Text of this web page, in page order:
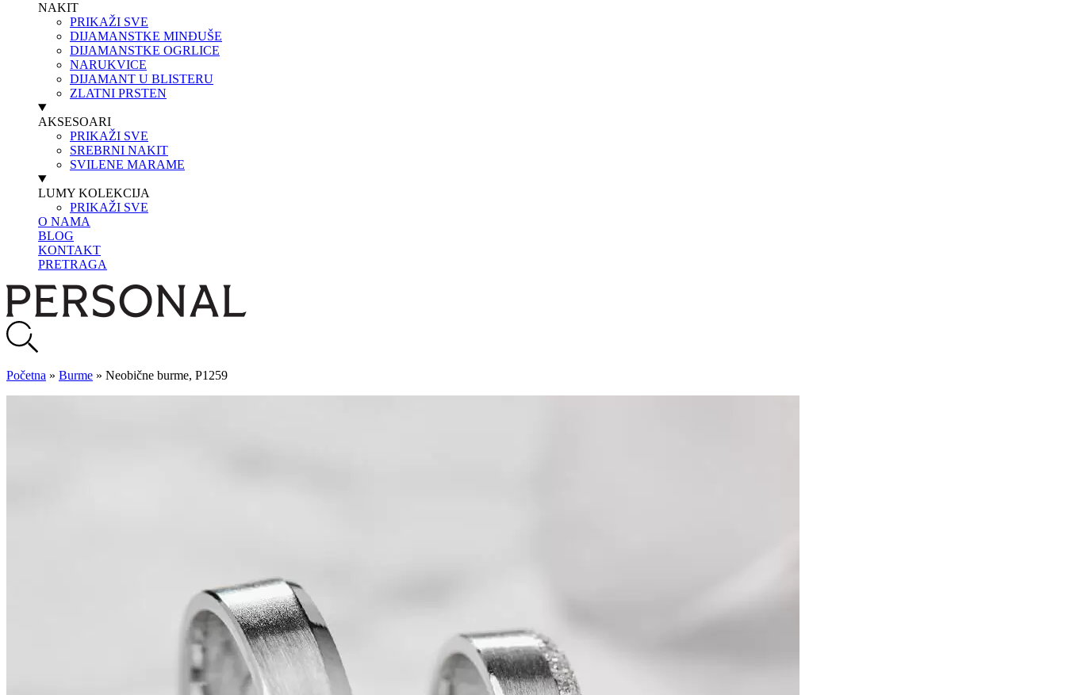
NAKIT
PRIKAŽI SVE
DIJAMANSTKE MINĐUŠE
DIJAMANSTKE OGRLICE
NARUKVICE
DIJAMANT U BLISTERU
ZLATNI PRSTEN
AKSESOARI
PRIKAŽI SVE
SREBRNI NAKIT
SVILENE MARAME
LUMY KOLEKCIJA
PRIKAŽI SVE
O NAMA
BLOG
KONTAKT
PRETRAGA
Početna » Burme » Neobične burme, P1259